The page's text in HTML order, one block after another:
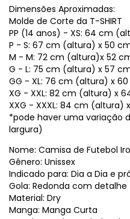
Dimensões Aproximadas:
Molde de Corte da T-SHIRT
PP (14 anos) - XS: 64 cm
P - S: 67 cm (altura) x 50
M - M: 72 cm (altura)x 52
G - L: 75 cm (altura) x 57
GG - XL: 76 cm (altura) x
XG - XXL: 82 cm (altura) x
XXG - XXXL: 84 cm (altura)
*pode haver uma variação
largura)
Nome: Camisa de Futebol
Gênero: Unissex
Indicado para: Dia a Dia e
Gola: Redonda com detalhe
Material: Dry
Manga: Manga Curta